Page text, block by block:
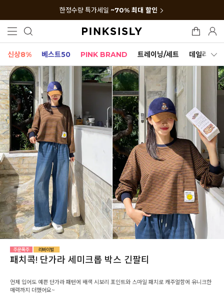
한정수량 특가세일 ~70% 최대 할인
신상8% 베스트50 PINK BRAND 트레이닝/세트 데일리세트
패치콕! 단가라 세미크롭 박스 긴팔티
언제 입어도 예쁜 단가라 패턴에 배색 시보리 포인트와 스마일 패치로 캐주얼함에 유니크한
매력까지 더했어요~